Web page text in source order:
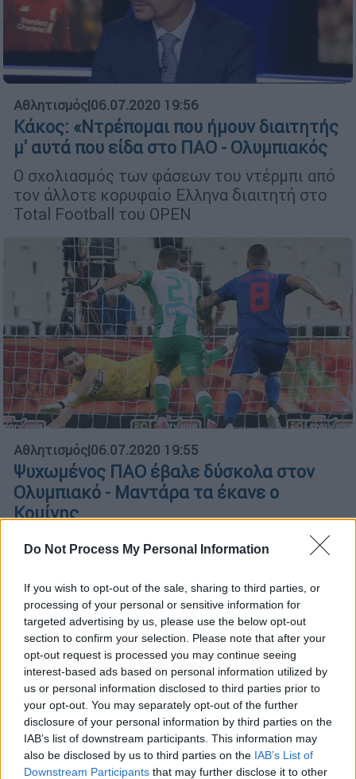
Do Not Process My Personal Information
If you wish to opt-out of the sale, sharing to third parties, or
processing of your personal or sensitive information for
targeted advertising by us, please use the below opt-out
section to confirm your selection. Please note that after your
opt-out request is processed you may continue seeing
interest-based ads based on personal information utilized by
us or personal information disclosed to third parties prior to
your opt-out. You may separately opt-out of the further
disclosure of your personal information by third parties on the
IAB’s list of downstream participants. This information may
also be disclosed by us to third parties on the IAB’s List of
Downstream Participants that may further disclose it to other
Αθλητισμός|06.07.2020 19:56
Κάκος: «Ντρέπομαι που ήμουν διαιτητής
μ' αυτά που είδα στο ΠΑΟ - Ολυμπιακός
Ο σχολιασμός των φάσεων του ντέρμπι από
τον άλλοτε κορυφαίο Ελληνα διαιτητή στο
Total Football του OPEN
Αθλητισμός|06.07.2020 19:55
Ψυχωμένος ΠΑΟ έβαλε δύσκολα στον
Ολυμπιακό - Μαντάρα τα έκανε ο
Κομίνης
Οι «πράσινοι» ήταν ανώτεροι, απείλησαν το
αήττητο του Ολυμπιακού αλλά το ντέρμπι
έληξε ισόπαλο 0-0 - Οργισμένη ανακοίνωση
του «τριφυλλιού» στο ημίχρονο